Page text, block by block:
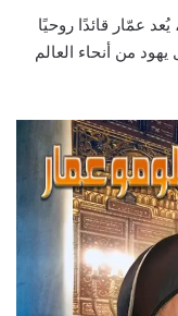
عمّار قائدًا روحيًا
من أنحاء العالم